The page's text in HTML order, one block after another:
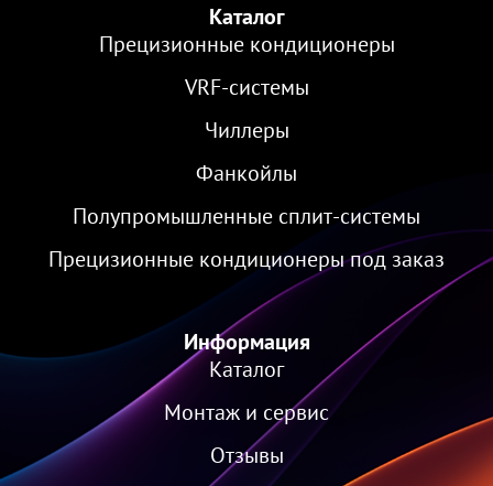
Каталог
Прецизионные кондиционеры
VRF-cистемы
Чиллеры
Фанкойлы
Полупромышленные сплит-системы
Прецизионные кондиционеры под заказ
Информация
Каталог
Монтаж и сервис
Отзывы